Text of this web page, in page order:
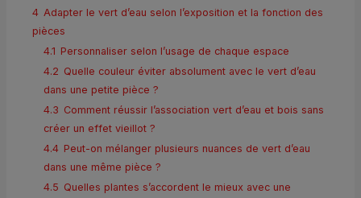
4 Adapter le vert d’eau selon l’exposition et la fonction des
pièces
4.1 Personnaliser selon l’usage de chaque espace
4.2 Quelle couleur éviter absolument avec le vert d’eau
dans une petite pièce ?
4.3 Comment réussir l’association vert d’eau et bois sans
créer un effet vieillot ?
4.4 Peut-on mélanger plusieurs nuances de vert d’eau
dans une même pièce ?
4.5 Quelles plantes s’accordent le mieux avec une